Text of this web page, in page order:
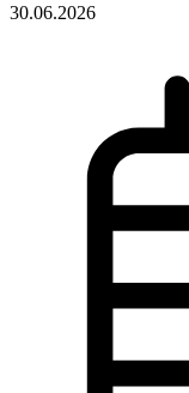
30.06.2026